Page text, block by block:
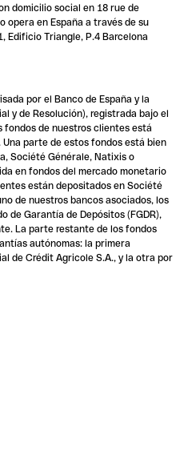
domicilio social en 18 rue de
opera en España a través de su
Edificio Triangle, P.4 Barcelona
por el Banco de España y la
y de Resolución), registrada bajo el
fondos de nuestros clientes está
parte de estos fondos está bien
Société Générale, Natixis o
en fondos del mercado monetario
están depositados en Société
de nuestros bancos asociados, los
de Garantía de Depósitos (FGDR),
La parte restante de los fondos
autónomas: la primera
de Crédit Agricole S.A., y la otra por